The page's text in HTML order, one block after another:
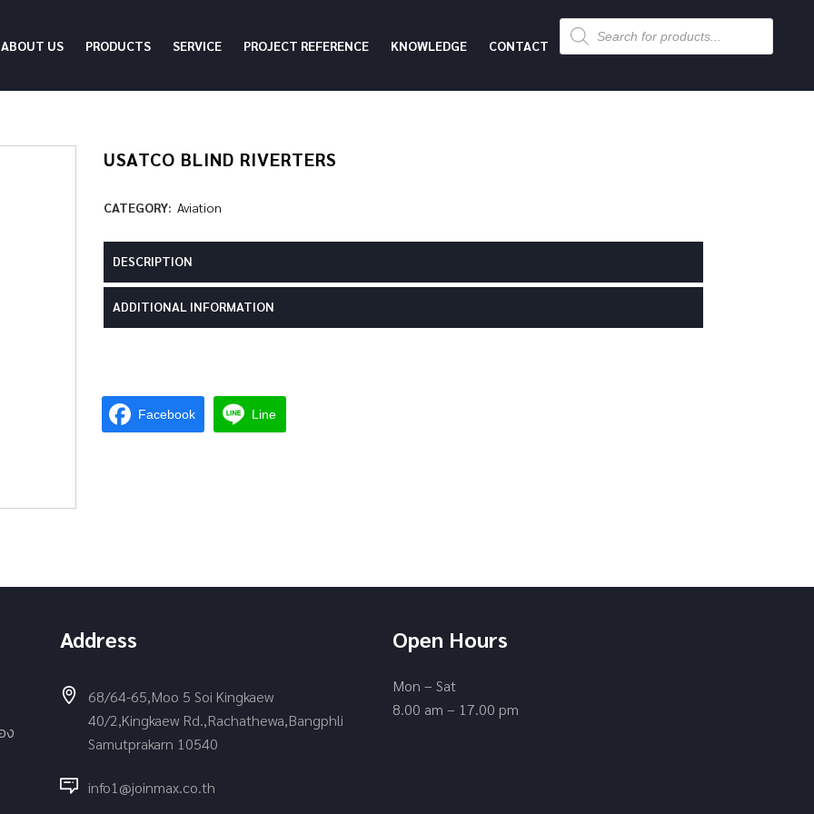
ABOUT US PRODUCTS SERVICE PROJECT REFERENCE KNOWLEDGE CONTACT
Products
search
USATCO BLIND RIVERTERS
CATEGORY: Aviation
DESCRIPTION
ADDITIONAL INFORMATION
Facebook Line
ง
Address
68/64-65,Moo 5 Soi Kingkaew
40/2,Kingkaew Rd.,Rachathewa,Bangphli
Samutprakarn 10540
info1@joinmax.co.th
Open Hours
Mon – Sat
8.00 am – 17.00 pm